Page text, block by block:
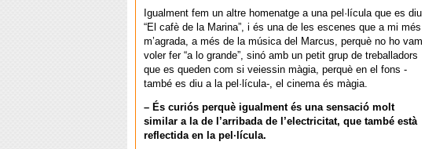
Igualment fem un altre homenatge a una pel·lícula que es diu
“El cafè de la Marina”, i és una de les escenes que a mi més
m’agrada, a més de la música del Marcus, perquè no ho vam
voler fer “a lo grande”, sinó amb un petit grup de treballadors
que es queden com si veiessin màgia, perquè en el fons -
també es diu a la pel·lícula-, el cinema és màgia.
– És curiós perquè igualment és una sensació molt
similar a la de l’arribada de l’electricitat, que també està
reflectida en la pel·lícula.